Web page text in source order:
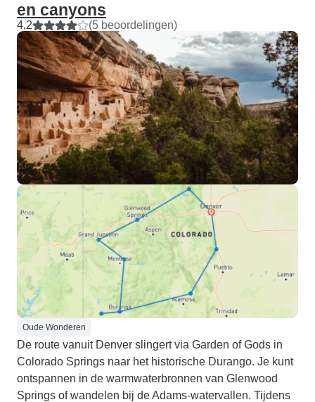
en canyons
4,2 (5 beoordelingen)
Oude Wonderen
De route vanuit Denver slingert via Garden of Gods in
Colorado Springs naar het historische Durango. Je kunt
ontspannen in de warmwaterbronnen van Glenwood
Springs of wandelen bij de Adams-watervallen. Tijdens